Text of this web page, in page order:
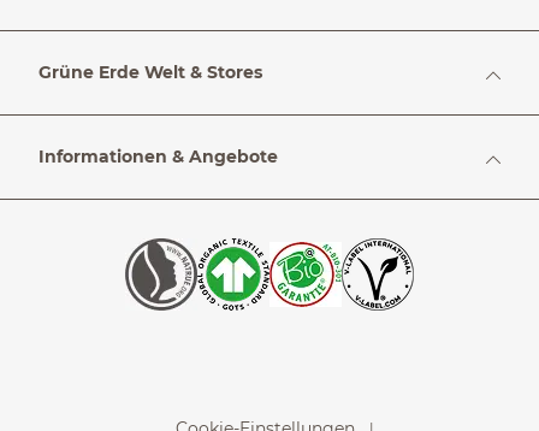
Grüne Erde Welt & Stores
Informationen & Angebote